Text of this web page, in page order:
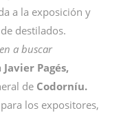
a la exposición y
destilados.
a buscar
Javier Pagés,
de Codorníu.
los expositores,